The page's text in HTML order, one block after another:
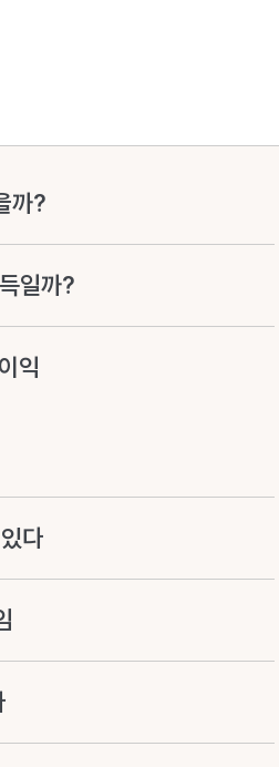
까?
일까?
익
다